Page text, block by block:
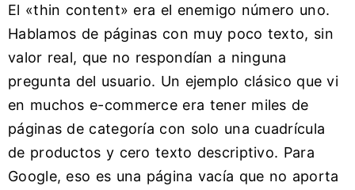
El «thin content» era el enemigo número uno.
Hablamos de páginas con muy poco texto, sin
valor real, que no respondían a ninguna
pregunta del usuario. Un ejemplo clásico que vi
en muchos e-commerce era tener miles de
páginas de categoría con solo una cuadrícula
de productos y cero texto descriptivo. Para
Google, eso es una página vacía que no aporta